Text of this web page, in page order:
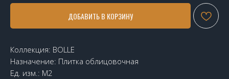
ДОБАВИТЬ В КОРЗИНУ
Коллекция: BOLLE
Назначение: Плитка облицовочная
Ед. изм.: М2